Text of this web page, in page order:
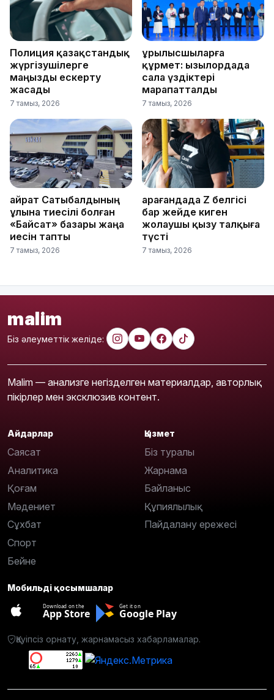
Полиция қазақстандық
жүргізушілерге
маңызды ескерту
жасады
7 тамыз, 2026
Құрылысшыларға
құрмет: Қызылордада
сала үздіктері
марапатталды
7 тамыз, 2026
Қайрат Сатыбалдының
ұлына тиесілі болған
«Байсат» базары жаңа
иесін тапты
7 тамыз, 2026
Қарағандада Z белгісі
бар жейде киген
жолаушы қызу талқыға
түсті
7 тамыз, 2026
malim
Біз әлеуметтік желіде:
Malim — анализге негізделген материалдар, авторлық
пікірлер мен эксклюзив контент.
Айдарлар
Саясат
Аналитика
Қоғам
Мәдениет
Сұхбат
Спорт
Бейне
Қызмет
Біз туралы
Жарнама
Байланыс
Құпиялылық
Пайдалану ережесі
Мобильді қосымшалар
Download on the
App Store
Get it on
Google Play
Қауіпсіз орнату, жарнамасыз хабарламалар.